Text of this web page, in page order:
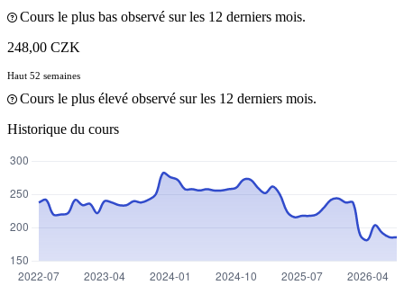
Cours le plus bas observé sur les 12 derniers mois.
248,00 CZK
Haut 52 semaines
Cours le plus élevé observé sur les 12 derniers mois.
Historique du cours